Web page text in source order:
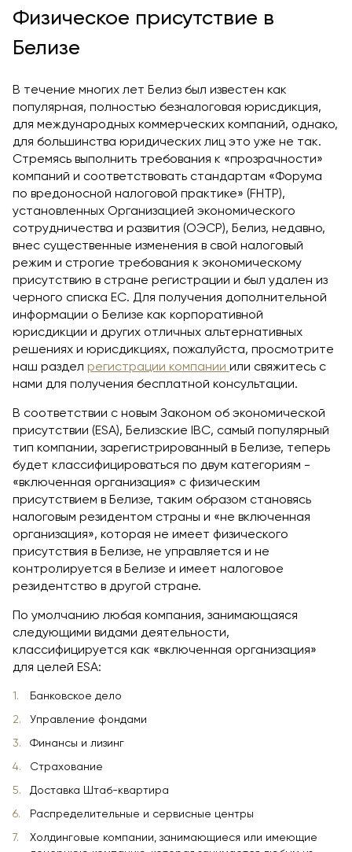
Физическое присутствие в
Белизе
В течение многих лет Белиз был известен как
популярная, полностью безналоговая юрисдикция,
для международных коммерческих компаний, однако,
для большинства юридических лиц это уже не так.
Стремясь выполнить требования к «прозрачности»
компаний и соответствовать стандартам «Форума
по вредоносной налоговой практике» (FHTP),
установленных Организацией экономического
сотрудничества и развития (ОЭСР), Белиз, недавно,
внес существенные изменения в свой налоговый
режим и строгие требования к экономическому
присутствию в стране регистрации и был удален из
черного списка ЕС. Для получения дополнительной
информации о Белизе как корпоративной
юрисдикции и других отличных альтернативных
решениях и юрисдикциях, пожалуйста, просмотрите
наш раздел регистрации компании или свяжитесь с
нами для получения бесплатной консультации.
В соответствии с новым Законом об экономической
присутствии (ESA), Белизские IBC, самый популярный
тип компании, зарегистрированный в Белизе, теперь
будет классифицироваться по двум категориям -
«включенная организация» с физическим
присутствием в Белизе, таким образом становясь
налоговым резидентом страны и «не включенная
организация», которая не имеет физического
присутствия в Белизе, не управляется и не
контролируется в Белизе и имеет налоговое
резидентство в другой стране.
По умолчанию любая компания, занимающаяся
следующими видами деятельности,
классифицируется как «включенная организация»
для целей ESA:
Банковское дело
Управление фондами
Финансы и лизинг
Страхование
Доставка Штаб-квартира
Распределительные и сервисные центры
Холдинговые компании, занимающиеся или имеющие